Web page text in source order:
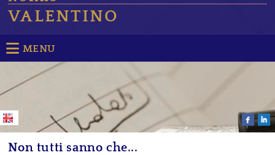
VALENTINO
MENU
Non tutti sanno che...